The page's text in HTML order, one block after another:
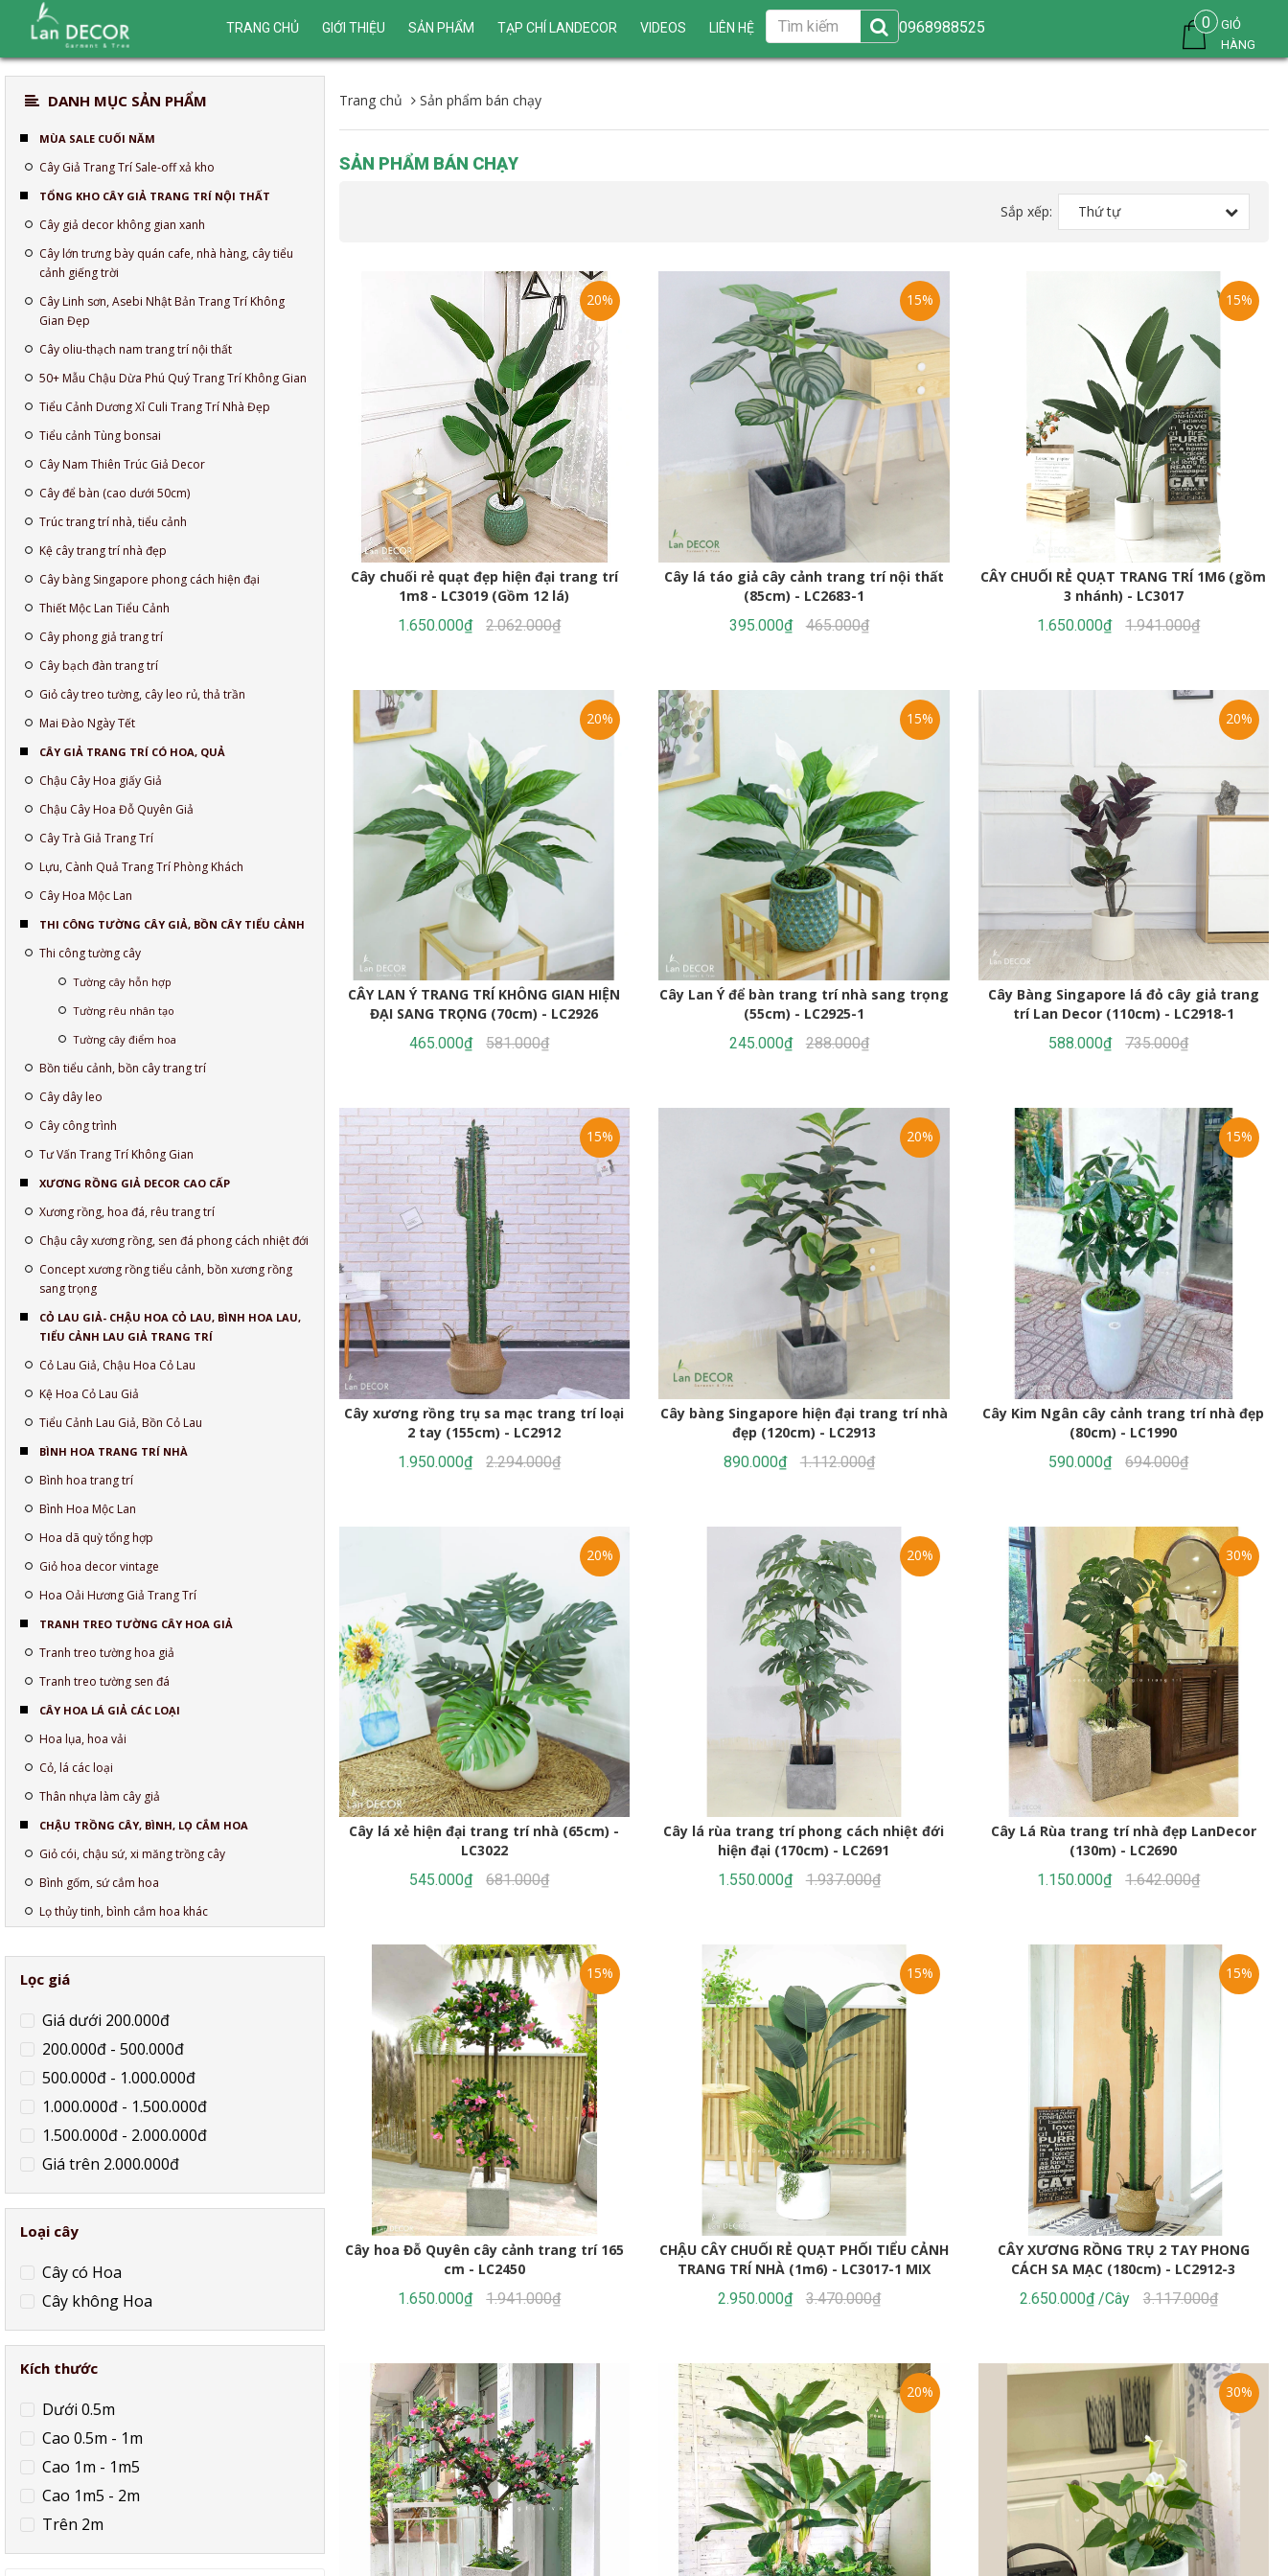
TRANG CHỦ GIỚI THIỆU SẢN PHẨM TẠP CHÍ LANDECOR VIDEOS LIÊN HỆ 0968988525 0
GIỎ
HÀNG
Trang chủ Sản phẩm bán chạy
SẢN PHẨM BÁN CHẠY
Sắp xếp: Thứ tự
Cây chuối rẻ quạt đẹp hiện đại trang trí
1m8 - LC3019 (Gồm 12 lá)
20%
1.650.000₫ 2.062.000₫
Cây lá táo giả cây cảnh trang trí nội thất
(85cm) - LC2683-1
15%
395.000₫ 465.000₫
CÂY CHUỐI RẺ QUẠT TRANG TRÍ 1M6 (gồm
3 nhánh) - LC3017
15%
1.650.000₫ 1.941.000₫
CÂY LAN Ý TRANG TRÍ KHÔNG GIAN HIỆN
ĐẠI SANG TRỌNG (70cm) - LC2926
20%
465.000₫ 581.000₫
Cây Lan Ý để bàn trang trí nhà sang trọng
(55cm) - LC2925-1
15%
245.000₫ 288.000₫
Cây Bàng Singapore lá đỏ cây giả trang
trí Lan Decor (110cm) - LC2918-1
20%
588.000₫ 735.000₫
Cây xương rồng trụ sa mạc trang trí loại
2 tay (155cm) - LC2912
15%
1.950.000₫ 2.294.000₫
Cây bàng Singapore hiện đại trang trí nhà
đẹp (120cm) - LC2913
20%
890.000₫ 1.112.000₫
Cây Kim Ngân cây cảnh trang trí nhà đẹp
(80cm) - LC1990
15%
590.000₫ 694.000₫
Cây lá xẻ hiện đại trang trí nhà (65cm) -
LC3022
20%
545.000₫ 681.000₫
Cây lá rùa trang trí phong cách nhiệt đới
hiện đại (170cm) - LC2691
20%
1.550.000₫ 1.937.000₫
Cây Lá Rùa trang trí nhà đẹp LanDecor
(130m) - LC2690
30%
1.150.000₫ 1.642.000₫
Cây hoa Đỗ Quyên cây cảnh trang trí 165
cm - LC2450
15%
1.650.000₫ 1.941.000₫
CHẬU CÂY CHUỐI RẺ QUẠT PHỐI TIỂU CẢNH
TRANG TRÍ NHÀ (1m6) - LC3017-1 MIX
15%
2.950.000₫ 3.470.000₫
CÂY XƯƠNG RỒNG TRỤ 2 TAY PHONG
CÁCH SA MẠC (180cm) - LC2912-3
15%
2.650.000₫ /Cây 3.117.000₫
20% 30%
DANH MỤC SẢN PHẨM
MÙA SALE CUỐI NĂM
Cây Giả Trang Trí Sale-off xả kho
TỔNG KHO CÂY GIẢ TRANG TRÍ NỘI THẤT
Cây giả decor không gian xanh
Cây lớn trưng bày quán cafe, nhà hàng, cây tiểu
cảnh giếng trời
Cây Linh sơn, Asebi Nhật Bản Trang Trí Không
Gian Đẹp
Cây oliu-thạch nam trang trí nội thất
50+ Mẫu Chậu Dừa Phú Quý Trang Trí Không Gian
Tiểu Cảnh Dương Xỉ Culi Trang Trí Nhà Đẹp
Tiểu cảnh Tùng bonsai
Cây Nam Thiên Trúc Giả Decor
Cây để bàn (cao dưới 50cm)
Trúc trang trí nhà, tiểu cảnh
Kệ cây trang trí nhà đẹp
Cây bàng Singapore phong cách hiện đại
Thiết Mộc Lan Tiểu Cảnh
Cây phong giả trang trí
Cây bạch đàn trang trí
Giỏ cây treo tường, cây leo rủ, thả trần
Mai Đào Ngày Tết
CÂY GIẢ TRANG TRÍ CÓ HOA, QUẢ
Chậu Cây Hoa giấy Giả
Chậu Cây Hoa Đỗ Quyên Giả
Cây Trà Giả Trang Trí
Lựu, Cành Quả Trang Trí Phòng Khách
Cây Hoa Mộc Lan
THI CÔNG TƯỜNG CÂY GIẢ, BỒN CÂY TIỂU CẢNH
Thi công tường cây
Tường cây hỗn hợp
Tường rêu nhân tạo
Tường cây điểm hoa
Bồn tiểu cảnh, bồn cây trang trí
Cây dây leo
Cây công trình
Tư Vấn Trang Trí Không Gian
XƯƠNG RỒNG GIẢ DECOR CAO CẤP
Xương rồng, hoa đá, rêu trang trí
Chậu cây xương rồng, sen đá phong cách nhiệt đới
Concept xương rồng tiểu cảnh, bồn xương rồng
sang trọng
CỎ LAU GIẢ- CHẬU HOA CỎ LAU, BÌNH HOA LAU,
TIỂU CẢNH LAU GIẢ TRANG TRÍ
Cỏ Lau Giả, Chậu Hoa Cỏ Lau
Kệ Hoa Cỏ Lau Giả
Tiểu Cảnh Lau Giả, Bồn Cỏ Lau
BÌNH HOA TRANG TRÍ NHÀ
Bình hoa trang trí
Bình Hoa Mộc Lan
Hoa dã quỳ tổng hợp
Giỏ hoa decor vintage
Hoa Oải Hương Giả Trang Trí
TRANH TREO TƯỜNG CÂY HOA GIẢ
Tranh treo tường hoa giả
Tranh treo tường sen đá
CÂY HOA LÁ GIẢ CÁC LOẠI
Hoa lụa, hoa vải
Cỏ, lá các loại
Thân nhựa làm cây giả
CHẬU TRỒNG CÂY, BÌNH, LỌ CẮM HOA
Giỏ cói, chậu sứ, xi măng trồng cây
Bình gốm, sứ cắm hoa
Lọ thủy tinh, bình cắm hoa khác
Lọc giá
Giá dưới 200.000đ
200.000đ - 500.000đ
500.000đ - 1.000.000đ
1.000.000đ - 1.500.000đ
1.500.000đ - 2.000.000đ
Giá trên 2.000.000đ
Loại cây
Cây có Hoa
Cây không Hoa
Kích thước
Dưới 0.5m
Cao 0.5m - 1m
Cao 1m - 1m5
Cao 1m5 - 2m
Trên 2m